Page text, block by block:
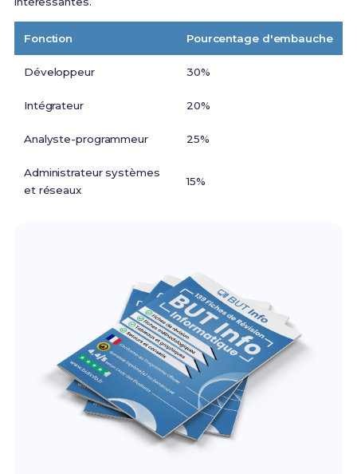
Fonction Pourcentage d'embauche
Développeur 30%
Intégrateur 20%
Analyste-programmeur 25%
Administrateur systèmes
et réseaux
15%